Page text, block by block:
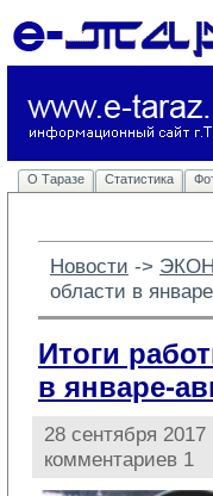
О Таразе Статистика
Новости ->
области в
Итоги
в январе-
28 сентября 2017
комментариев 1